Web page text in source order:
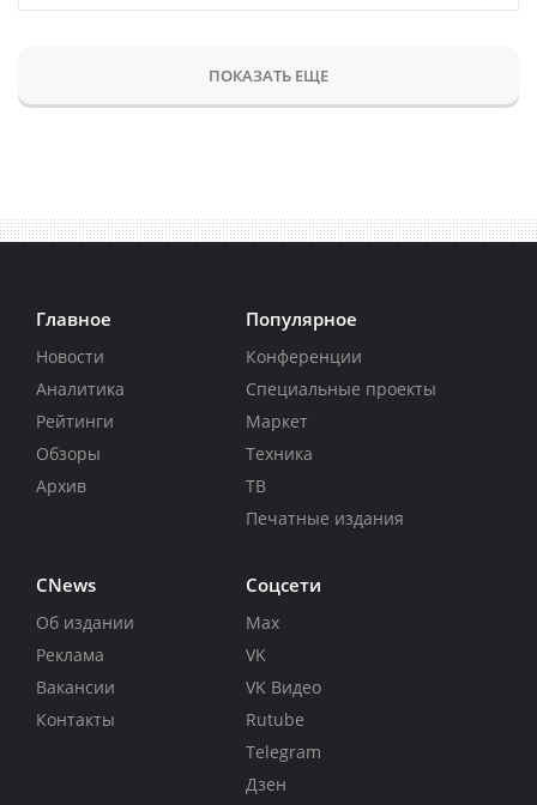
ПОКАЗАТЬ ЕЩЕ
Главное
Новости
Аналитика
Рейтинги
Обзоры
Архив
Популярное
Конференции
Специальные проекты
Маркет
Техника
ТВ
Печатные издания
CNews
Об издании
Реклама
Вакансии
Контакты
Соцсети
Max
VK
VK Видео
Rutube
Telegram
Дзен